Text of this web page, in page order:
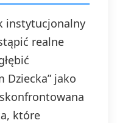
instytucjonalny
realne
Dziecka” jako
które